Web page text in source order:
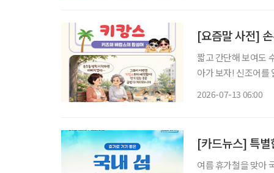
[요즘말 사전]
짧고 간단해 보여도
아가 보자! 신조어를
2026-07-13 06:00
[카드뉴스] 특별
여름 휴가철을 맞아